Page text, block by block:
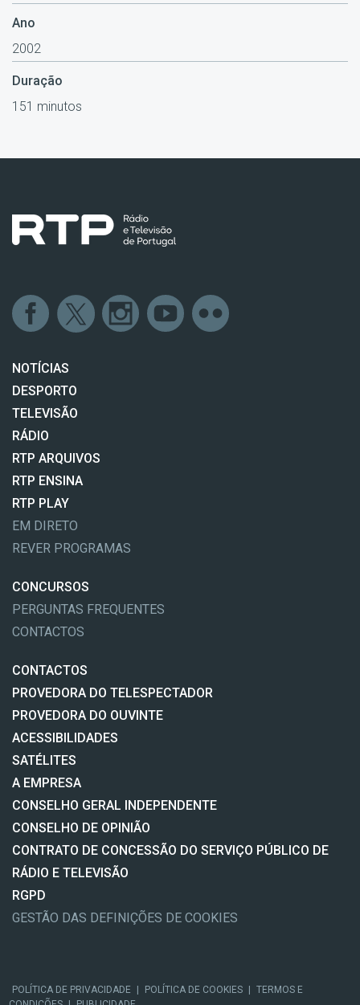
Ano
2002
Duração
151 minutos
NOTÍCIAS
DESPORTO
TELEVISÃO
RÁDIO
RTP ARQUIVOS
RTP ENSINA
RTP PLAY
EM DIRETO
REVER PROGRAMAS
CONCURSOS
PERGUNTAS FREQUENTES
CONTACTOS
CONTACTOS
PROVEDORA DO TELESPECTADOR
PROVEDORA DO OUVINTE
ACESSIBILIDADES
SATÉLITES
A EMPRESA
CONSELHO GERAL INDEPENDENTE
CONSELHO DE OPINIÃO
CONTRATO DE CONCESSÃO DO SERVIÇO PÚBLICO DE
RÁDIO E TELEVISÃO
RGPD
GESTÃO DAS DEFINIÇÕES DE COOKIES
POLÍTICA DE PRIVACIDADE POLÍTICA DE COOKIES
TERMOS E